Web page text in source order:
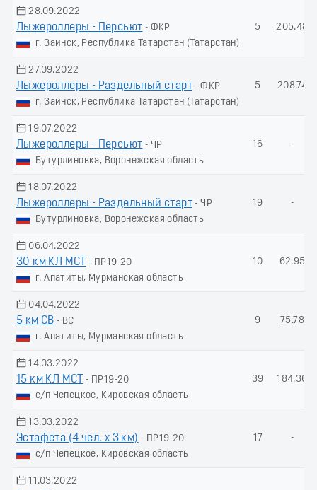
28.09.2022
Лыжероллеры - Пеpсьют - ФКР
г. Заинск, Республика Татарстан (Татарстан)
5 205.48
27.09.2022
Лыжероллеры - Раздельный старт - ФКР
г. Заинск, Республика Татарстан (Татарстан)
5 208.74
19.07.2022
Лыжероллеры - Пеpсьют - ЧР
Бутурлиновка, Воронежская область
16 -
18.07.2022
Лыжероллеры - Раздельный старт - ЧР
Бутурлиновка, Воронежская область
19 -
06.04.2022
30 км КЛ МСТ
- ПР19-20
г. Апатиты, Мурманская область
10 62.95
04.04.2022
5 км СВ - ВС
г. Апатиты, Мурманская область
9 75.78
14.03.2022
15 км КЛ МСТ
- ПР19-20
с/п Чепецкое, Кировская область
39 184.36
13.03.2022
Эстафета (4 чел. х 3 км) - ПР19-20
с/п Чепецкое, Кировская область
17 -
11.03.2022